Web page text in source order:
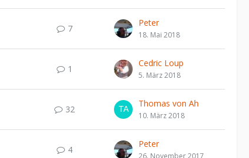
7
Peter
18. Mai 2018
1
Cedric Loup
5. März 2018
32
Thomas von Ah
10. März 2018
4
Peter
26. November 2017